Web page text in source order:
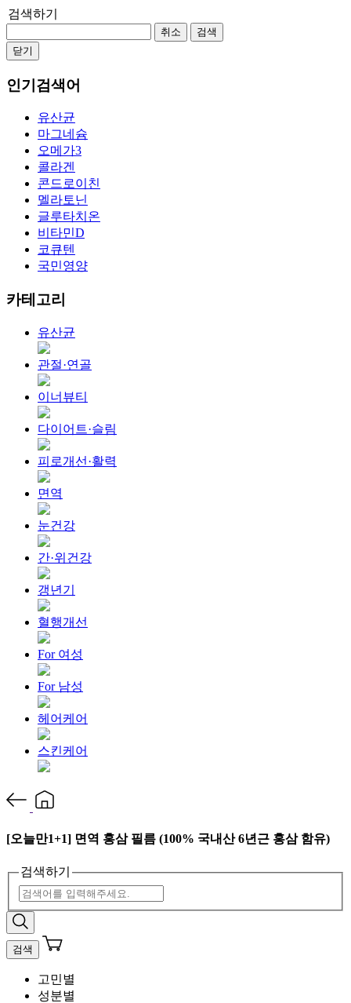
검색하기
취소
검색
닫기
인기검색어
유산균
마그네슘
오메가3
콜라겐
콘드로이친
멜라토닌
글루타치온
비타민D
코큐텐
국민영양
카테고리
유산균
관절·연골
이너뷰티
다이어트·슬림
피로개선·활력
면역
눈건강
간·위건강
갱년기
혈행개선
For 여성
For 남성
헤어케어
스킨케어
[오늘만1+1] 면역 홍삼 필름 (100% 국내산 6년근 홍삼 함유)
검색하기
검색
고민별
성분별